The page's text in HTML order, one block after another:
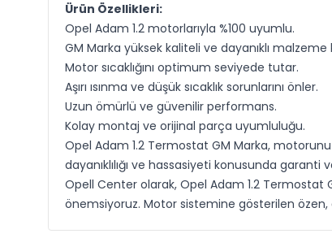
Ürün Özellikleri:
Opel Adam 1.2 motorlarıyla %100 uyumlu.
GM Marka yüksek kaliteli ve dayanıklı malzeme
Motor sıcaklığını optimum seviyede tutar.
Aşırı ısınma ve düşük sıcaklık sorunlarını önler.
Uzun ömürlü ve güvenilir performans.
Kolay montaj ve orijinal parça uyumluluğu.
Opel Adam 1.2 Termostat GM Marka,
dayanıklılığı ve hassasiyeti konusunda
Opell Center olarak, Opel Adam 1.2 Termostat
önemsiyoruz. Motor sistemine gösterilen özen,